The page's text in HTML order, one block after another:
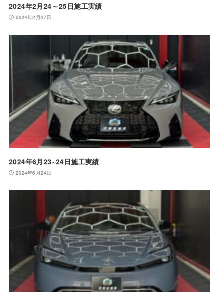
2024年2月24～25日施工実績
2024年2月27日
2024年6月23~24日施工実績
2024年6月24日